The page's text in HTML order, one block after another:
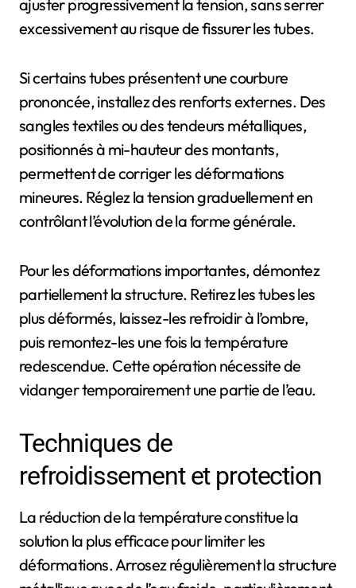
ajuster progressivement la tension, sans serrer
excessivement au risque de fissurer les tubes.
Si certains tubes présentent une courbure
prononcée, installez des renforts externes. Des
sangles textiles ou des tendeurs métalliques,
positionnés à mi-hauteur des montants,
permettent de corriger les déformations
mineures. Réglez la tension graduellement en
contrôlant l’évolution de la forme générale.
Pour les déformations importantes, démontez
partiellement la structure. Retirez les tubes les
plus déformés, laissez-les refroidir à l’ombre,
puis remontez-les une fois la température
redescendue. Cette opération nécessite de
vidanger temporairement une partie de l’eau.
Techniques de
refroidissement et protection
La réduction de la température constitue la
solution la plus efficace pour limiter les
déformations. Arrosez régulièrement la structure